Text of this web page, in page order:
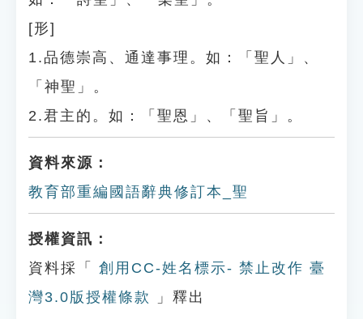
[形]
1.品德崇高、通達事理。如：「聖人」、
「神聖」。
2.君主的。如：「聖恩」、「聖旨」。
資料來源：
教育部重編國語辭典修訂本_聖
授權資訊：
資料採「
創用CC-姓名標示- 禁止改作 臺
灣3.0版授權條款
」釋出